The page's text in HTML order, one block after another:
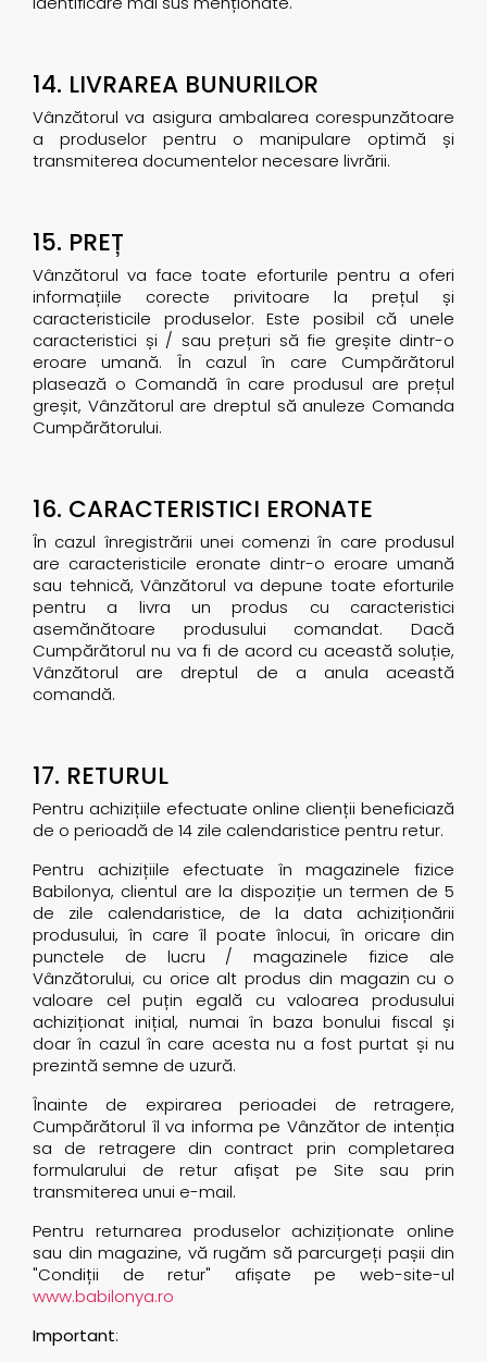
14. LIVRAREA BUNURILOR
Vânzătorul va asigura ambalarea corespunzătoare
a produselor pentru o manipulare optimă și
transmiterea documentelor necesare livrării.
15. PREȚ
Vânzătorul va face toate eforturile pentru a oferi
informațiile corecte privitoare la prețul și
caracteristicile produselor. Este posibil că unele
caracteristici și / sau prețuri să fie greșite dintr-o
eroare umană. În cazul în care Cumpărătorul
plasează o Comandă în care produsul are prețul
greșit, Vânzătorul are dreptul să anuleze Comanda
Cumpărătorului.
16. CARACTERISTICI ERONATE
În cazul înregistrării unei comenzi în care produsul
are caracteristicile eronate dintr-o eroare umană
sau tehnică, Vânzătorul va depune toate eforturile
pentru a livra un produs cu caracteristici
asemănătoare produsului comandat. Dacă
Cumpărătorul nu va fi de acord cu această soluție,
Vânzătorul are dreptul de a anula această
comandă.
17. RETURUL
Pentru achizițiile efectuate online clienții beneficiază
de o perioadă de 14 zile calendaristice pentru retur.
Pentru achizițiile efectuate în magazinele fizice
Babilonya, clientul are la dispoziție un termen de 5
de zile calendaristice, de la data achiziționării
produsului, în care îl poate înlocui, în oricare din
punctele de lucru / magazinele fizice ale
Vânzătorului, cu orice alt produs din magazin cu o
valoare cel puțin egală cu valoarea produsului
achiziționat inițial, numai în baza bonului fiscal și
doar în cazul în care acesta nu a fost purtat și nu
prezintă semne de uzură.
Înainte de expirarea perioadei de retragere,
Cumpărătorul îl va informa pe Vânzător de intenția
sa de retragere din contract prin completarea
formularului de retur afișat pe Site sau prin
transmiterea unui e-mail.
Pentru returnarea produselor achiziționate online
sau din magazine, vă rugăm să parcurgeți pașii din
"Condiții de retur" afișate pe web-site-ul
www.babilonya.ro
Important: